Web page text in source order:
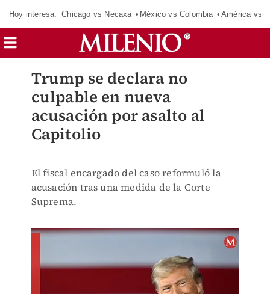
Hoy interesa: Chicago vs Necaxa México vs Colombia América vs
Trump se declara no
culpable en nueva
acusación por asalto al
Capitolio
El fiscal encargado del caso reformuló la
acusación tras una medida de la Corte
Suprema.